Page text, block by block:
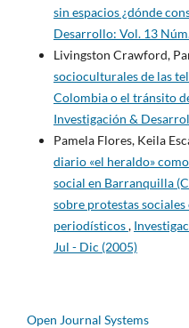
sin espacios ¿dónde
Desarrollo: Vol. 13
Livingston Crawford,
socioculturales de las
Colombia o el tránsito
Investigación &
Pamela Flores, Keila
diario «el heraldo»
social en Barranquilla
sobre protestas
periodísticos,
Jul - Dic (2005)
Open Journal Systems